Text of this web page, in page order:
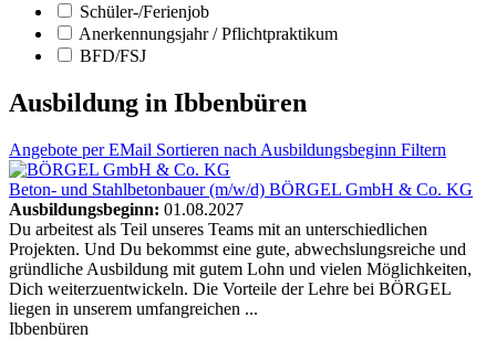
Schüler-/Ferienjob
Anerkennungsjahr / Pflichtpraktikum
BFD/FSJ
Ausbildung in Ibbenbüren
Angebote per EMail Sortieren nach Ausbildungsbeginn Filtern
Beton- und Stahlbetonbauer (m/w/d) BÖRGEL GmbH & Co. KG
Ausbildungsbeginn: 01.08.2027
Du arbeitest als Teil unseres Teams mit an unterschiedlichen
Projekten. Und Du bekommst eine gute, abwechslungsreiche und
gründliche Ausbildung mit gutem Lohn und vielen Möglichkeiten,
Dich weiterzuentwickeln. Die Vorteile der Lehre bei BÖRGEL
liegen in unserem umfangreichen ...
Ibbenbüren